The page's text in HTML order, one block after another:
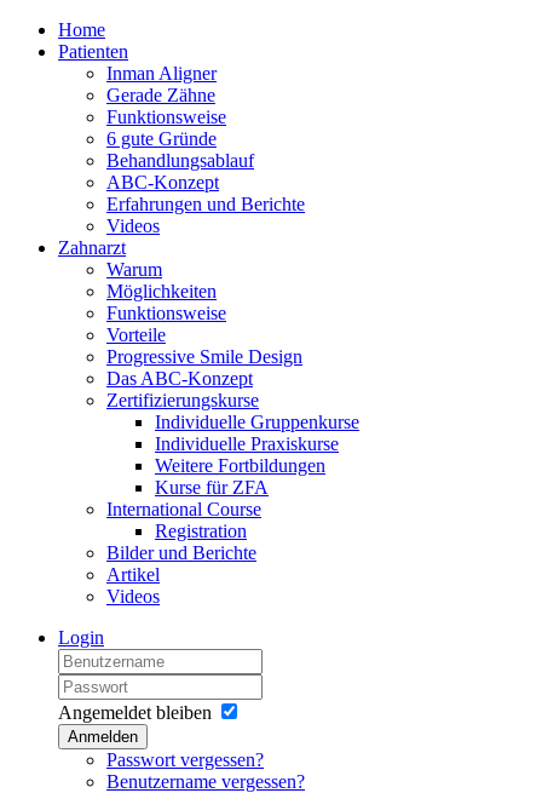
Home
Patienten
Inman Aligner
Gerade Zähne
Funktionsweise
6 gute Gründe
Behandlungsablauf
ABC-Konzept
Erfahrungen und Berichte
Videos
Zahnarzt
Warum
Möglichkeiten
Funktionsweise
Vorteile
Progressive Smile Design
Das ABC-Konzept
Zertifizierungskurse
Individuelle Gruppenkurse
Individuelle Praxiskurse
Weitere Fortbildungen
Kurse für ZFA
International Course
Registration
Bilder und Berichte
Artikel
Videos
Login
Angemeldet bleiben
Anmelden
Passwort vergessen?
Benutzername vergessen?